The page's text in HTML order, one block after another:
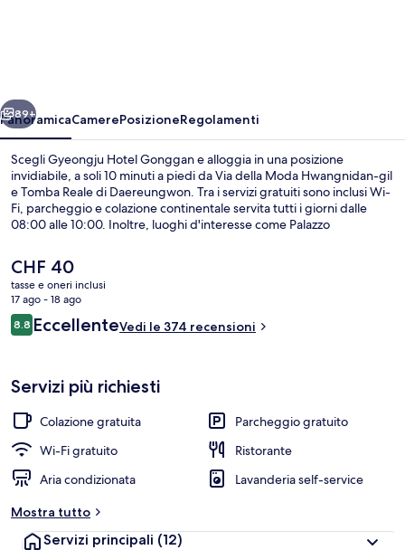
Avanti
89+
PanoramicaCamerePosizioneRegolamenti
Scegli Gyeongju Hotel Gonggan e alloggia in una posizione
invidiabile, a soli 10 minuti a piedi da Via della Moda Hwangnidan-gil
e Tomba Reale di Daereungwon. Tra i servizi gratuiti sono inclusi Wi-
Fi, parcheggio e colazione continentale servita tutti i giorni dalle
08:00 alle 10:00. Inoltre, luoghi d'interesse come Palazzo
Gyochon si trovano a soli 5 minuti in auto. Altri viaggiatori
apprezzano il personale gentile della struttura.
Il
prezzo
attuale
è
CHF 40
CHF 40
tasse e oneri inclusi
17 ago - 18 ago
Recensioni
8.88.8 su 10
EccellenteVedi le 374 recensioni
Servizi più richiesti
Colazione gratuita
Parcheggio gratuito
Wi-Fi gratuito
Ristorante
Aria condizionata
Lavanderia self-service
Mostra tutto
Servizi principali (12)